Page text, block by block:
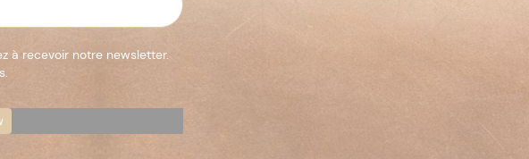
à recevoir notre newsletter.